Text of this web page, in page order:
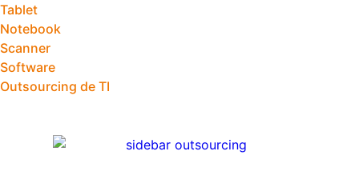
Tablet
Notebook
Scanner
Software
Outsourcing de TI